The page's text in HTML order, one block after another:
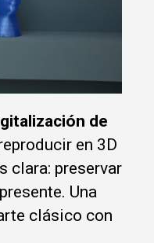
de
en 3D
clara: preservar
Una
clásico con